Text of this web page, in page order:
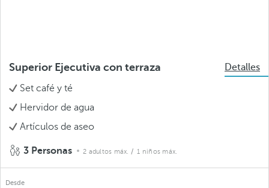
Superior Ejecutiva con terraza
Detalles
Set café y té
Hervidor de agua
Artículos de aseo
3 Personas 2 adultos máx. / 1 niños máx.
Desde